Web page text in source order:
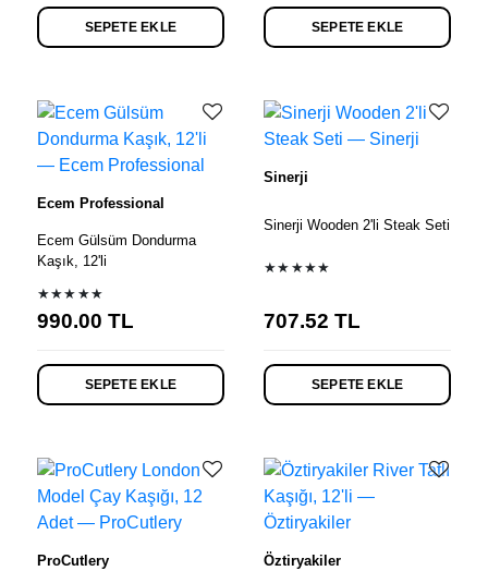
SEPETE EKLE SEPETE EKLE
Ecem Professional
Ecem Gülsüm Dondurma
Kaşık, 12'li
★★★★★
990.00 TL
SEPETE EKLE
Sinerji
Sinerji Wooden 2'li Steak Seti
★★★★★
707.52 TL
SEPETE EKLE
ProCutlery Öztiryakiler